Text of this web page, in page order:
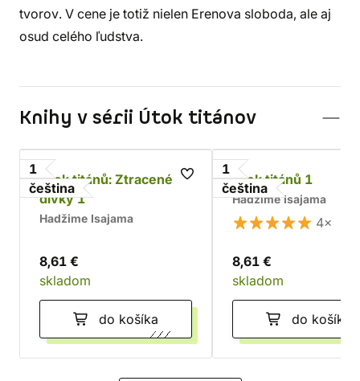
tvorov. V cene je totiž nielen Erenova sloboda, ale aj
osud celého ľudstva.
Knihy v sérii Útok titánov
1
čeština
Útok titánů: Ztracené
dívky 1
Hadžime Isajama
8,61 €
skladom
do košíka
1
čeština
Útok titánů 1
Hadžime Isajama
4×
8,61 €
skladom
do košíka